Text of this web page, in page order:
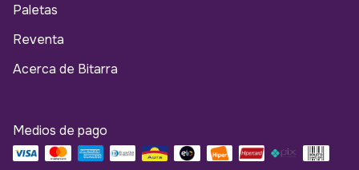
Paletas
Reventa
Acerca de Bitarra
Medios de pago